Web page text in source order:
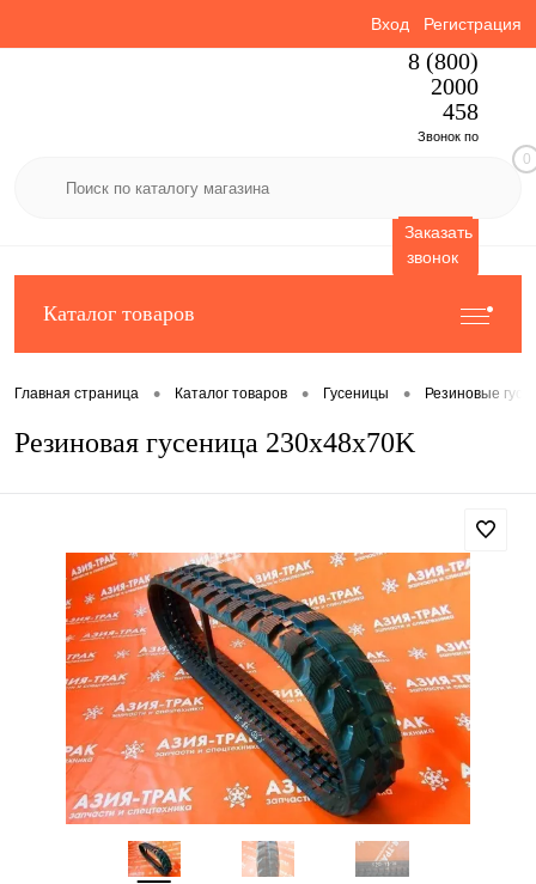
Вход Регистрация
8 (800)
2000
458
Звонок по
Заказать
звонок
0
Каталог товаров
Главная страница • Каталог товаров • Гусеницы • Резиновые
Резиновая гусеница 230x48x70K